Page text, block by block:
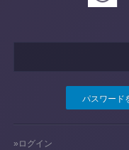
ログイン